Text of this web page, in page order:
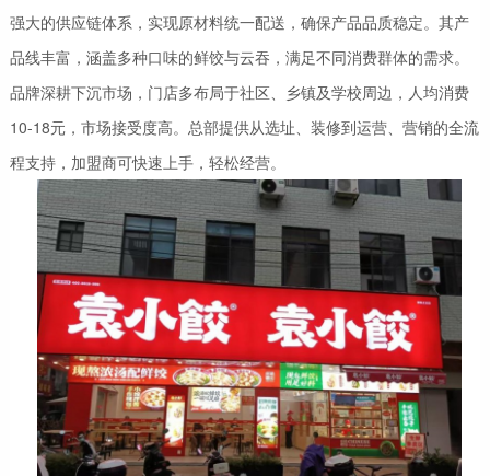
强大的供应链体系，实现原材料统一配送，确保产品品质稳定。其产
品线丰富，涵盖多种口味的鲜饺与云吞，满足不同消费群体的需求。
品牌深耕下沉市场，门店多布局于社区、乡镇及学校周边，人均消费
10-18元，市场接受度高。总部提供从选址、装修到运营、营销的全流
程支持，加盟商可快速上手，轻松经营。